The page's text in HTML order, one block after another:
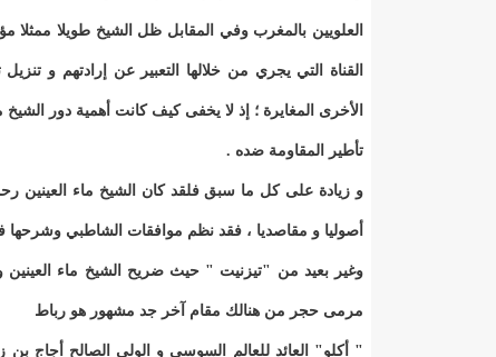
العلويين بالمغرب وفي المقابل ظل الشيخ طويلا ممثلا
القناة التي يجري من خلالها التعبير عن إرادتهم
الأخرى المغايرة ؛ إذ لا يخفى كيف كانت أهمية دور
تأطير المقاومة ضده .
و زيادة على كل ما سبق فلقد كان الشيخ ماء العينين
أصوليا و مقاصديا ، فقد نظم موافقات الشاطبي
وغير بعيد من "تيزنيت " حيث ضريح الشيخ ماء العينين
مرمى حجر من هنالك مقام آخر جد مشهور هو رباط